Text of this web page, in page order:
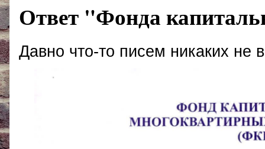
Ответ "Фонда
Давно что-то писем никаких не